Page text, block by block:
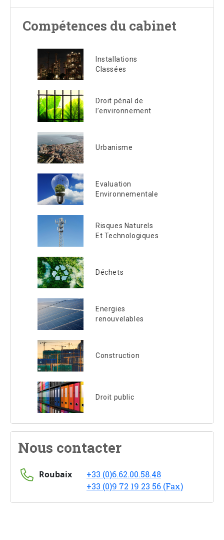
Compétences du cabinet
Installations
Classées
Droit pénal de
l’environnement
Urbanisme
Evaluation
Environnementale
Risques Naturels
Et Technologiques
Déchets
Energies
renouvelables
Construction
Droit public
Nous contacter
Roubaix
+33 (0)6.62.00.58.48
+33 (0)9 72 19 23 56 (Fax)